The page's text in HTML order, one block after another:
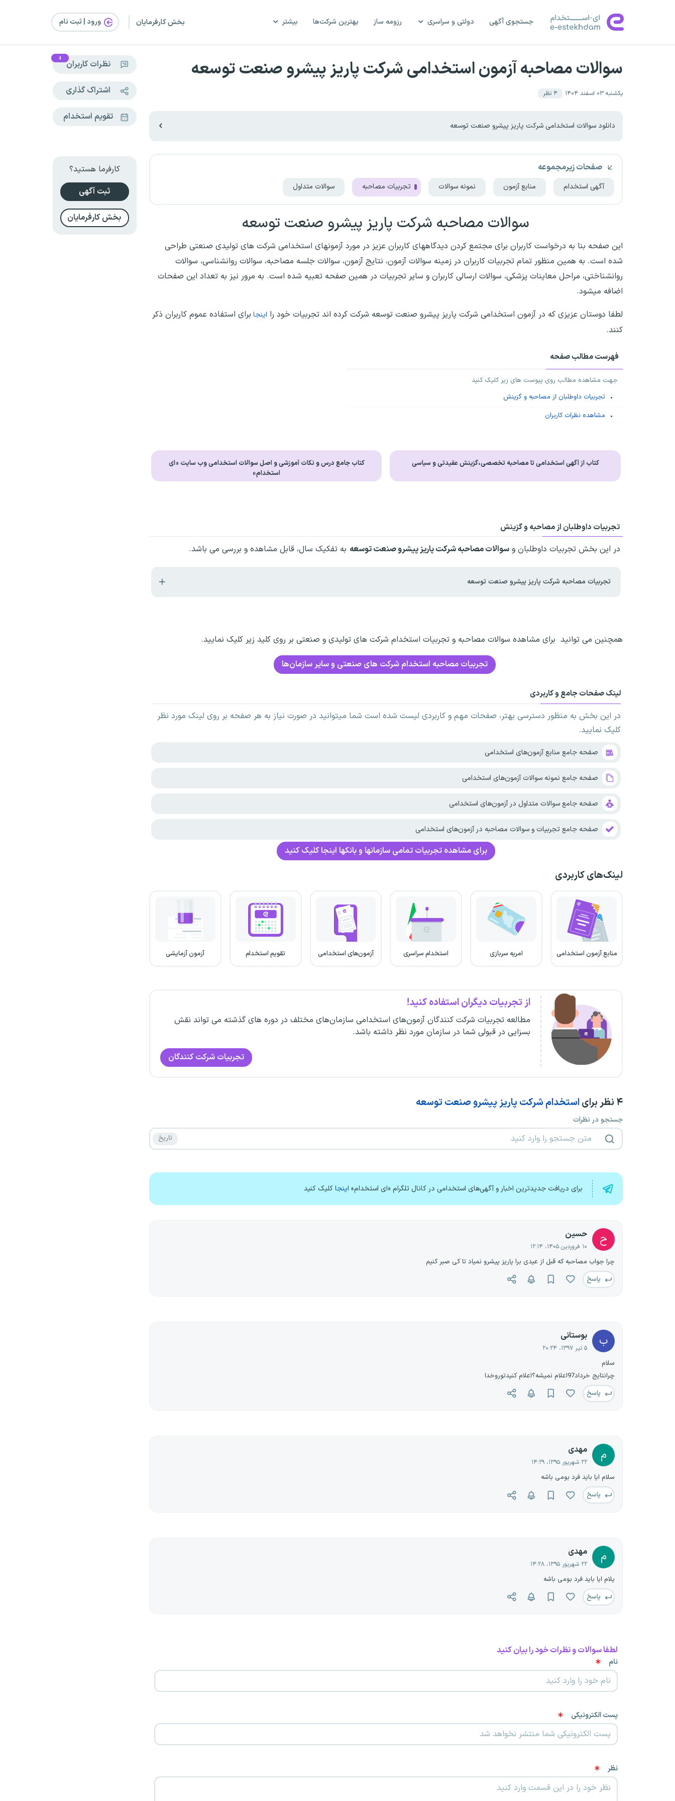
جستجوی آگهی دولتی و سراسری رزومه ساز بهترین شرکت‌ها بیشتر بخش کارفرمایان ورود | ثبت‌ نام
سوالات مصاحبه آزمون استخدامی شرکت پاریز پیشرو صنعت توسعه
یکشنبه ۰۳ اسفند ۱۴۰۴ ۴ نظر
دانلود سوالات استخدامی شرکت پاریز پیشرو صنعت توسعه
صفحات زیرمجموعه
آگهی استخدام منابع آزمون نمونه سوالات تجربیات مصاحبه سوالات متداول
سوالات مصاحبه شرکت پاریز پیشرو صنعت توسعه
این صفحه بنا به درخواست کاربران برای مجتمع کردن دیدگاههای کاربران عزیز در مورد آزمونهای استخدامی شرکت های تولیدی صنعتی طراحی
شده است. به همین منظور تمام تجربیات کاربران در زمینه سوالات آزمون، نتایج آزمون، سوالات جلسه مصاحبه، سوالات روانشناسی، سوالات
روانشناختی، مراحل معاینات پزشکی، سوالات ارسالی کاربران و سایر تجربیات در همین صفحه تعبیه شده است. به مرور نیز به تعداد این صفحات
اضافه میشود.
لطفا دوستان عزیزی که در آزمون استخدامی شرکت پاریز پیشرو صنعت توسعه شرکت کرده اند تجربیات خود را اینجا برای استفاده عموم کاربران ذکر
کنند.
فهرست مطالب صفحه
جهت مشاهده مطالب روی پیوست های زیر کلیک کنید
تجربیات داوطلبان از مصاحبه و گزینش
مشاهده نظرات کاربران
کتاب از آگهی استخدامی تا مصاحبه تخصصی،گزینش عقیدتی و سیاسی
کتاب جامع درس و نکات آموزشی و اصل سوالات استخدامی وب سایت «ای
استخدام»
تجربیات داوطلبان از مصاحبه و گزینش
در این بخش تجربیات داوطلبان و سوالات مصاحبه شرکت پاریز پیشرو صنعت توسعه به تفکیک سال، قابل مشاهده و بررسی می باشد.
تجربیات مصاحبه شرکت پاریز پیشرو صنعت توسعه
همچنین می توانید برای مشاهده سوالات مصاحبه و تجربیات استخدام شرکت های تولیدی و صنعتی بر روی کلید زیر کلیک نمایید.
تجربیات مصاحبه استخدام شرکت های صنعتی و سایر سازمان‌ها
لینک صفحات جامع و کاربردی
در این بخش به منظور دسترسی بهتر، صفحات مهم و کاربردی لیست شده است شما میتوانید در صورت نیاز به هر صفحه بر روی لینک مورد نظر
کلیک نمایید.
صفحه جامع منابع آزمون‌های استخدامی
صفحه جامع نمونه سوالات آزمون‌های استخدامی
صفحه جامع سوالات متداول در آزمون‌های استخدامی
صفحه جامع تجربیات و سوالات مصاحبه در آزمون‌های استخدامی
برای مشاهده تجربیات تمامی سازمانها و بانکها اینجا کلیک کنید
لینک‌های کاربردی
منابع آزمون استخدامی امریه سربازی استخدام سراسری آزمون‌های استخدامی تقویم استخدام آزمون آزمایشی
از تجربیات دیگران استفاده کنید!
مطالعه تجربیات شرکت کنندگان آزمون‌های استخدامی سازمان‌های مختلف در دوره های گذشته می تواند نقش
بسزایی در قبولی شما در سازمان مورد نظر داشته باشد.
تجربیات شرکت کنندگان
۴ نظر برای استخدام شرکت پاریز پیشرو صنعت توسعه
جستجو در نظرات
برای دریافت جدیدترین اخبار و آگهی‌های استخدامی در کانال تلگرام «ای استخدام» اینجاکلیک کنید
ح حسین
۱۰ فروردین ۱۴۰۵، ۱۲:۱۴
چرا جواب مصاحبه که قبل از عیدی برا پاریز پیشرو نمیاد تا کی صبر کنیم
پاسخ
ب بوستانی
۵ تیر ۱۳۹۷، ۲۰:۲۴
سلام
چرانتایج خرداد97اعلام نمیشه؟اعلام کنیدتوروخدا
پاسخ
م مهدی
۲۲ شهریور ۱۳۹۵، ۱۴:۲۹
سلام ایا باید فرد بومی باشه
پاسخ
م مهدی
۲۲ شهریور ۱۳۹۵، ۱۴:۲۸
یلام ایا باید فرد بومی باشه
پاسخ
لطفا سوالات و نظرات خود را بیان کنید
نام
پست الکترونیکی
نظر
نظرات کاربران 4
اشتراک گذاری
تقویم استخدام
کارفرما هستید؟
ثبت آگهی
بخش کارفرمایان